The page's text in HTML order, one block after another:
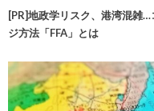
[PR]地政学リスク、港湾混雑
ジ方法「FFA」とは